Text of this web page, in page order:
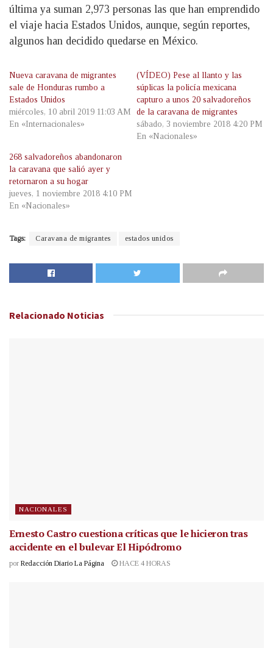
última ya suman 2,973 personas las que han emprendido
el viaje hacia Estados Unidos, aunque, según reportes,
algunos han decidido quedarse en México.
Nueva caravana de migrantes
sale de Honduras rumbo a
Estados Unidos
miércoles, 10 abril 2019 11:03 AM
En «Internacionales»
(VÍDEO) Pese al llanto y las
súplicas la policía mexicana
capturo a unos 20 salvadoreños
de la caravana de migrantes
sábado, 3 noviembre 2018 4:20 PM
En «Nacionales»
268 salvadoreños abandonaron
la caravana que salió ayer y
retornaron a su hogar
jueves, 1 noviembre 2018 4:10 PM
En «Nacionales»
Tags: Caravana de migrantes estados unidos
Relacionado Noticias
NACIONALES
Ernesto Castro cuestiona críticas que le hicieron tras
accidente en el bulevar El Hipódromo
por Redacción Diario La Página HACE 4 HORAS